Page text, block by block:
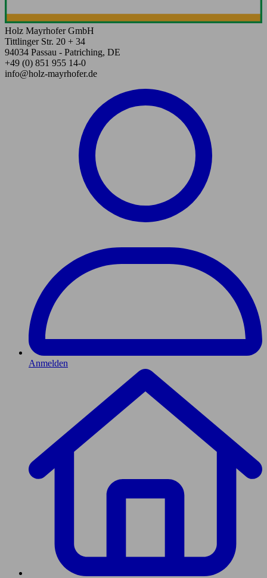
Holz Mayrhofer GmbH
Tittlinger Str. 20 + 34
94034 Passau - Patriching, DE
+49 (0) 851 955 14-0
info@holz-mayrhofer.de
Anmelden